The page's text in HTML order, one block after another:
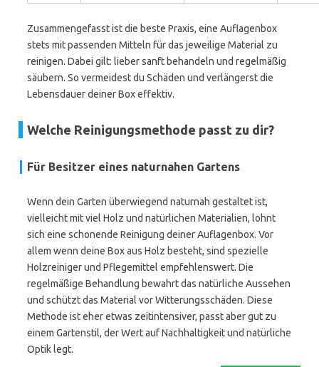
Zusammengefasst ist die beste Praxis, eine Auflagenbox
stets mit passenden Mitteln für das jeweilige Material zu
reinigen. Dabei gilt: lieber sanft behandeln und regelmäßig
säubern. So vermeidest du Schäden und verlängerst die
Lebensdauer deiner Box effektiv.
Welche Reinigungsmethode passt zu dir?
Für Besitzer eines naturnahen Gartens
Wenn dein Garten überwiegend naturnah gestaltet ist,
vielleicht mit viel Holz und natürlichen Materialien, lohnt
sich eine schonende Reinigung deiner Auflagenbox. Vor
allem wenn deine Box aus Holz besteht, sind spezielle
Holzreiniger und Pflegemittel empfehlenswert. Die
regelmäßige Behandlung bewahrt das natürliche Aussehen
und schützt das Material vor Witterungsschäden. Diese
Methode ist eher etwas zeitintensiver, passt aber gut zu
einem Gartenstil, der Wert auf Nachhaltigkeit und natürliche
Optik legt.